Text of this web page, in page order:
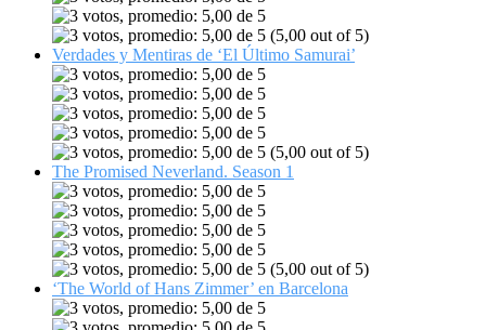
(5,00 out of 5)
Verdades y Mentiras de ‘El Último Samurai’
(5,00 out of 5)
The Promised Neverland. Season 1
(5,00 out of 5)
‘The World of Hans Zimmer’ en Barcelona